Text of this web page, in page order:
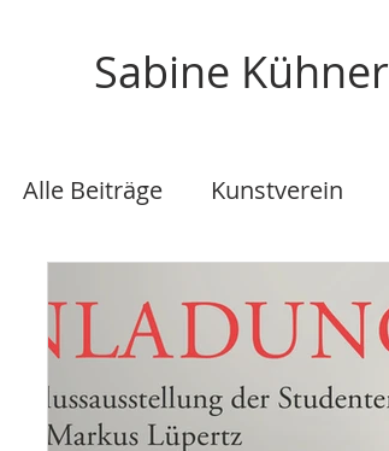
Sabine Kühner
Alle Beiträge Kunstverein